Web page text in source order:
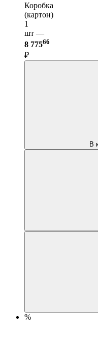
Коробка
(картон)
1
шт —
8 77566
₽
В
%